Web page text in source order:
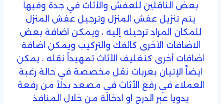
بعض الناقلين للعفش والأثاث في جدة وفيها
يتم تنزيل عفش المنزل وترجيل عفش المنزل
للمكان المراد ترحيله إليه ، ويمكن اضافة بعض
الاضافات الأخرى كالفك والتركيب ويمكن اضافة
اضافات أخرى كتغليف الأثاث تمهيداً نقله ، يمكن
ايضاً الإتيان بعربات نقل مخصصة في حالة رغبة
العملاء في رفع الأثاث في مصعد بدلاً من رفعة
يدوياً عبر الدرج او ادخالة من خلال المنافذ